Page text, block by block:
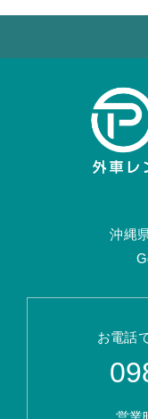
沖縄
お電話